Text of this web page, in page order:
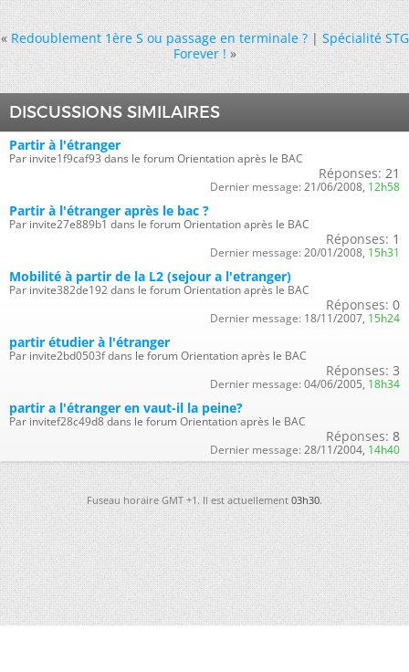
« Redoublement 1ère S ou passage en terminale ?|Spécialité STG
Forever ! »
DISCUSSIONS SIMILAIRES
Partir à l'étranger
Par invite1f9caf93 dans le forum Orientation après le BAC
Réponses: 21
Dernier message: 21/06/2008, 12h58
Partir à l'étranger après le bac ?
Par invite27e889b1 dans le forum Orientation après le BAC
Réponses: 1
Dernier message: 20/01/2008, 15h31
Mobilité à partir de la L2 (sejour a l'etranger)
Par invite382de192 dans le forum Orientation après le BAC
Réponses: 0
Dernier message: 18/11/2007, 15h24
partir étudier à l'étranger
Par invite2bd0503f dans le forum Orientation après le BAC
Réponses: 3
Dernier message: 04/06/2005, 18h34
partir a l'étranger en vaut-il la peine?
Par invitef28c49d8 dans le forum Orientation après le BAC
Réponses: 8
Dernier message: 28/11/2004, 14h40
Fuseau horaire GMT +1. Il est actuellement03h30.